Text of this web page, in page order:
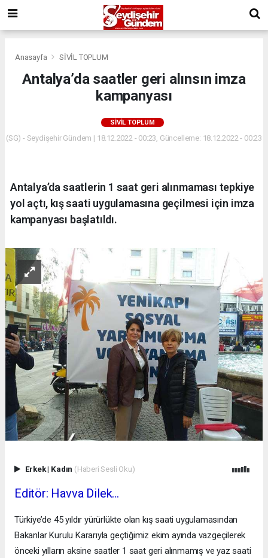
Anasayfa SİVİL TOPLUM
Antalya’da saatler geri alınsın imza
kampanyası
SİVİL TOPLUM
(SG) - Seydişehir Gündem | 18.12.2022 - 00:23, Güncelleme: 18.12.2022 - 00:23
Antalya’da saatlerin 1 saat geri alınmaması tepkiye
yol açtı, kış saati uygulamasına geçilmesi için imza
kampanyası başlatıldı.
Erkek| Kadın (Haberi Sesli Oku)
Editör: Havva Dilek…
Türkiye’de 45 yıldır yürürlükte olan kış saati uygulamasından
Bakanlar Kurulu Kararıyla geçtiğimiz ekim ayında vazgeçilerek
önceki yılların aksine saatler 1 saat geri alınmamış ve yaz saati